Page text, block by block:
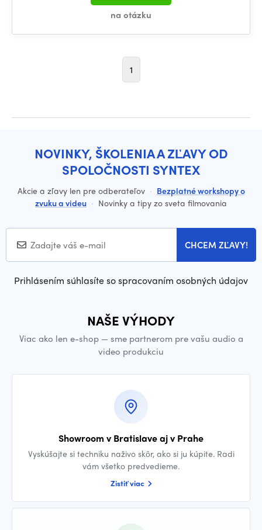
na otázku
1
NOVINKY, ŠKOLENIA A ZĽAVY OD
SPOLOČNOSTI SYNTEX
Akcie a zľavy len pre odberateľov · Bezplatné workshopy o
zvuku a videu · Novinky a tipy zo sveta filmovania
CHCEM ZĽAVY!
Prihlásením súhlasíte so spracovaním osobných údajov
NAŠE VÝHODY
Viac ako len e-shop — sme partnerom pre vašu audio a
video produkciu
Showroom v Bratislave aj v Prahe
Vyskúšajte si techniku naživo skôr, ako si ju kúpite. Radi
vám všetko predvedieme.
Zistiť viac